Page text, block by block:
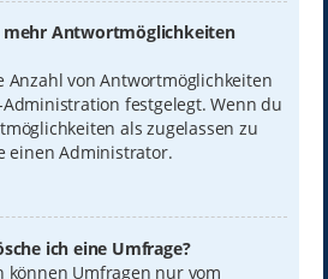
mehr Antwortmöglichkeiten
Anzahl von Antwortmöglichkeiten
festgelegt. Wenn du
als zugelassen zu
einen Administrator.
ich eine Umfrage?
können Umfragen nur vom